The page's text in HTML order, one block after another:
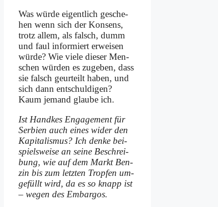
Was wür­de ei­gent­lich ge­sche­
hen wenn sich der Kon­sens,
trotz al­lem, als falsch, dumm
und faul in­for­miert er­wei­sen
wür­de? Wie vie­le die­ser Men­
schen wür­den es zu­ge­ben, dass
sie falsch ge­ur­teilt ha­ben, und
sich dann ent­schul­di­gen?
Kaum je­mand glau­be ich.
Ist Hand­kes En­ga­ge­ment für
Ser­bi­en auch ei­nes wi­der den
Ka­pi­ta­lis­mus? Ich den­ke bei­
spiels­wei­se an sei­ne Be­schrei­
bung, wie auf dem Markt Ben­
zin bis zum letz­ten Trop­fen um­
ge­füllt wird, da es so knapp ist
– we­gen des Em­bar­gos.